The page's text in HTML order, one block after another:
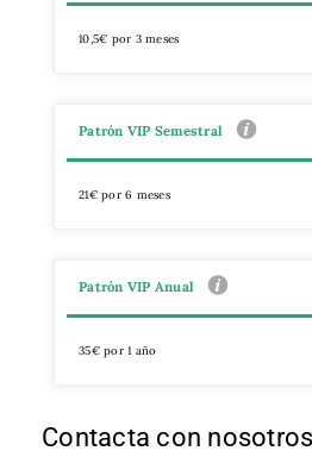
10,5€ por 3 meses
Patrón VIP Semestral
21€ por 6 meses
Patrón VIP Anual
35€ por 1 año
Contacta con nosotros